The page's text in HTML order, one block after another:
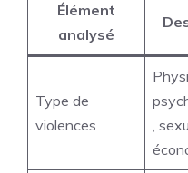
Élément
analysé
Type de
violences
,